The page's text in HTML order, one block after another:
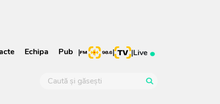
Echipa Pub | | |Live